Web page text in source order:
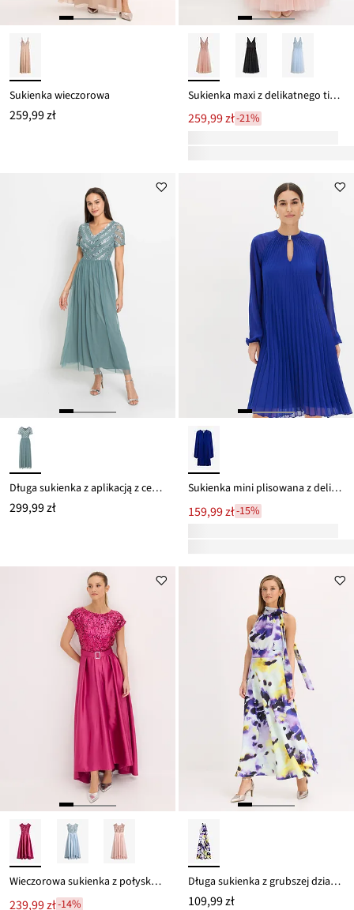
Sukienka wieczorowa
259,99 zł
Sukienka maxi z delikatnego tiulu z aplikacją z cekinami
259,99 zł-21%
Długa sukienka z aplikacją z cekinów
299,99 zł
Sukienka mini plisowana z delikatnego szyfonu
159,99 zł-15%
Wieczorowa sukienka z połyskującej satyny z cekinami
239,99 zł-14%
Długa sukienka z grubszej dzianiny typu scuba
109,99 zł